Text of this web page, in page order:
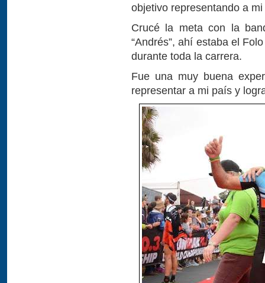
objetivo representando a
Crucé la meta con la
“Andrés”, ahí estaba el
durante toda la carrera.
Fue una muy buena
representar a mi país y